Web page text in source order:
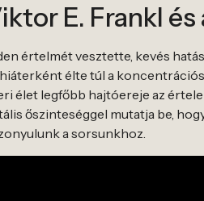
E. Frankl
értelmét vesztette, kevés
élte túl a
élet legfőbb hajtóereje az
őszinteséggel mutatja be,
a sorsunkhoz.